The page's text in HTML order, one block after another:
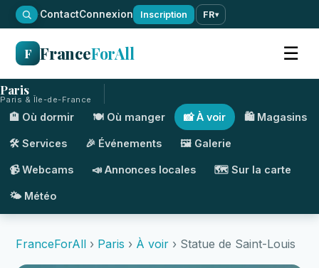
·ContactConnexion Inscription FR▾
F FranceForAll ☰
Paris
Paris & Île-de-France
🏨 Où dormir 🍽️ Où manger 📸 À voir 🛍️ Magasins
🛠️ Services 🎉 Événements 🖼️ Galerie
📹 Webcams 📣 Annonces locales 🗺️ Sur la carte
🌤️ Météo
FranceForAll › Paris › À voir › Statue de Saint-Louis